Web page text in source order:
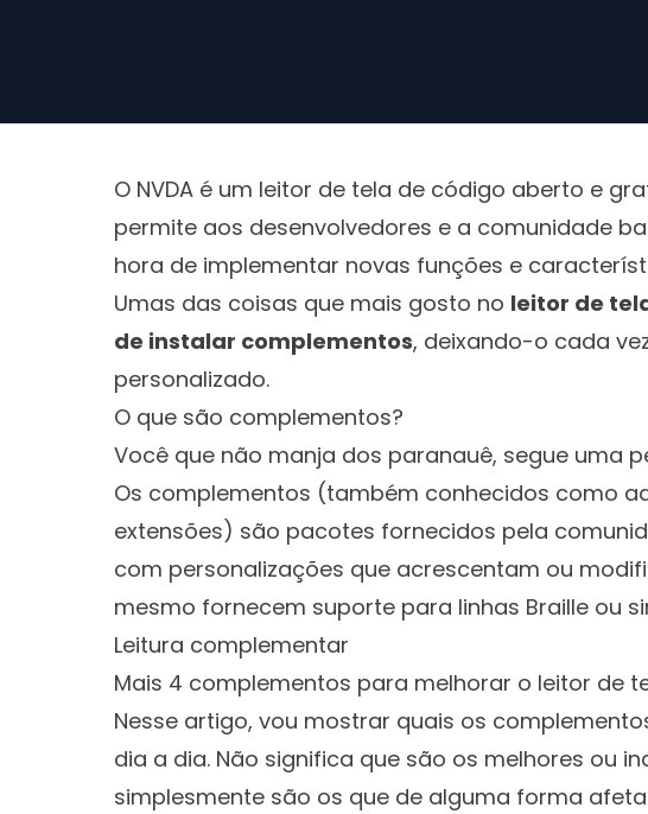
O NVDA é um leitor de tela de código aberto e
permite aos desenvolvedores e a comunidade
hora de implementar novas funções e
Umas das coisas que mais gosto no leitor de
de instalar complementos, deixando-o cada
personalizado.
O que são complementos?
Você que não manja dos paranauê, segue uma
Os complementos (também conhecidos como
extensões) são pacotes fornecidos pela
com personalizações que acrescentam ou
mesmo fornecem suporte para linhas Braille ou
Leitura complementar
Mais 4 complementos para melhorar o leitor de
Nesse artigo, vou mostrar quais os
dia a dia. Não significa que são os melhores ou
simplesmente são os que de alguma forma